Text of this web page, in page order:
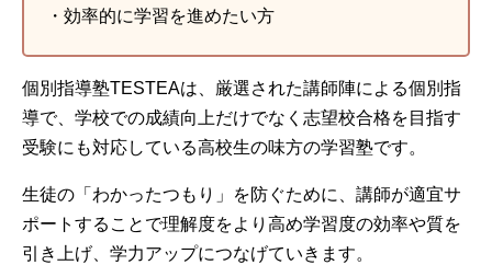
・効率的に学習を進めたい方
個別指導塾TESTEAは、厳選された講師陣による個別指
導で、学校での成績向上だけでなく志望校合格を目指す
受験にも対応している高校生の味方の学習塾です。
生徒の「わかったつもり」を防ぐために、講師が適宜サ
ポートすることで理解度をより高め学習度の効率や質を
引き上げ、学力アップにつなげていきます。